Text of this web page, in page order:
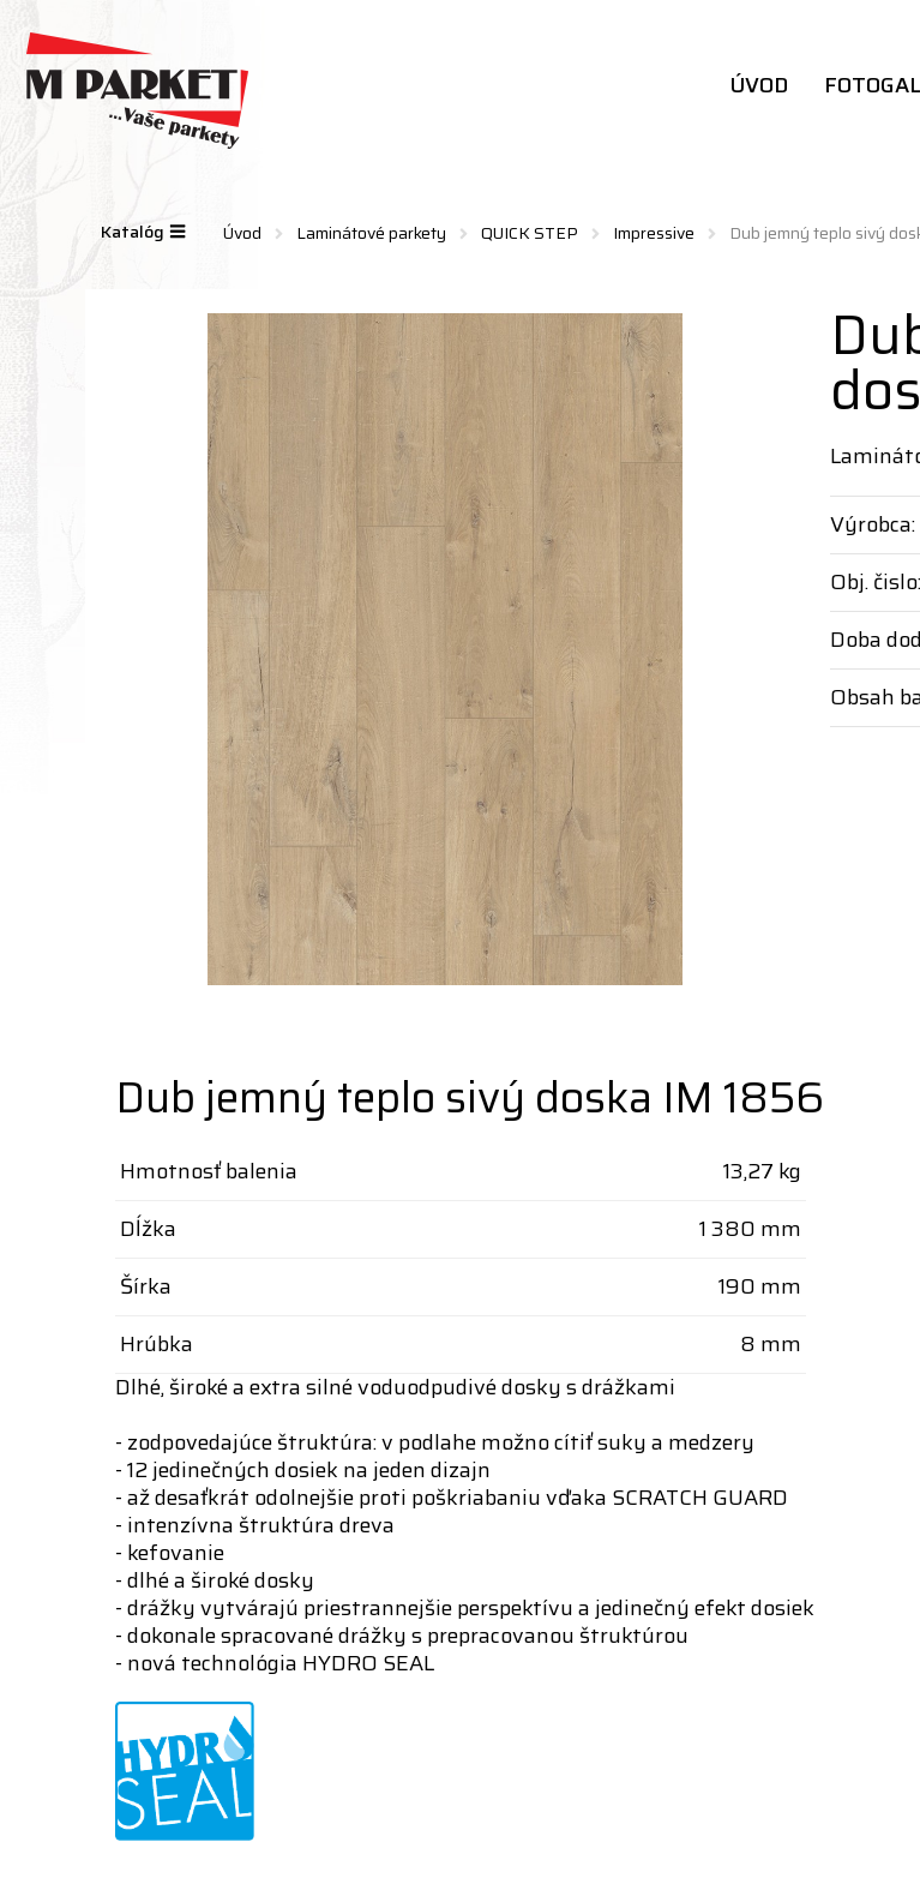
ÚVOD
Úvod Laminátové parkety QUICK STEP Impressive Dub jemný teplo sivý
Výrobca:
Obj. čislo:
Doba
Obsah
Dub jemný teplo sivý doska IM 1856
Hmotnosť balenia
13,27 kg
Dĺžka
1 380 mm
Šírka
190 mm
Hrúbka
8 mm
Dlhé, široké a extra silné voduodpudivé dosky s drážkami
- zodpovedajúce štruktúra: v podlahe možno cítiť suky a medzery
- 12 jedinečných dosiek na jeden dizajn
- až desaťkrát odolnejšie proti poškriabaniu vďaka SCRATCH GUARD
- intenzívna štruktúra dreva
- kefovanie
- dlhé a široké dosky
- drážky vytvárajú priestrannejšie perspektívu a jedinečný efekt dosiek
- dokonale spracované drážky s prepracovanou štruktúrou
- nová technológia HYDRO SEAL
Katalóg